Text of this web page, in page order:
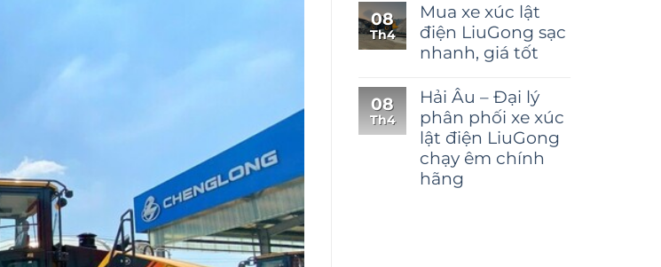
08
Th4
Mua xe xúc lật
điện LiuGong sạc
nhanh, giá tốt
08
Th4
Hải Âu – Đại lý
phân phối xe xúc
lật điện LiuGong
chạy êm chính
hãng